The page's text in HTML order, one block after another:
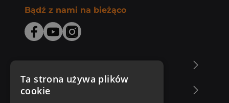
Bądź z nami na bieżąco
Zakupy u nas
Ta strona używa plików
cookie